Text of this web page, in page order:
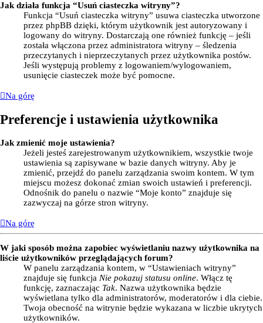
Jak działa funkcja “Usuń ciasteczka witryny”?
Funkcja “Usuń ciasteczka witryny” usuwa ciasteczka utworzone
przez phpBB dzięki, którym użytkownik jest autoryzowany i
logowany do witryny. Dostarczają one również funkcję – jeśli
została włączona przez administratora witryny – śledzenia
przeczytanych i nieprzeczytanych przez użytkownika postów.
Jeśli występują problemy z logowaniem/wylogowaniem,
usunięcie ciasteczek może być pomocne.
Na górę
Preferencje i ustawienia użytkownika
Jak zmienić moje ustawienia?
Jeżeli jesteś zarejestrowanym użytkownikiem, wszystkie twoje
ustawienia są zapisywane w bazie danych witryny. Aby je
zmienić, przejdź do panelu zarządzania swoim kontem. W tym
miejscu możesz dokonać zmian swoich ustawień i preferencji.
Odnośnik do panelu o nazwie “Moje konto” znajduje się
zazwyczaj na górze stron witryny.
Na górę
W jaki sposób można zapobiec wyświetlaniu nazwy użytkownika na
liście użytkowników przeglądających forum?
W panelu zarządzania kontem, w “Ustawieniach witryny”
znajduje się funkcja Nie pokazuj statusu online. Włącz tę
funkcję, zaznaczając Tak. Nazwa użytkownika będzie
wyświetlana tylko dla administratorów, moderatorów i dla ciebie.
Twoja obecność na witrynie będzie wykazana w liczbie ukrytych
użytkowników.